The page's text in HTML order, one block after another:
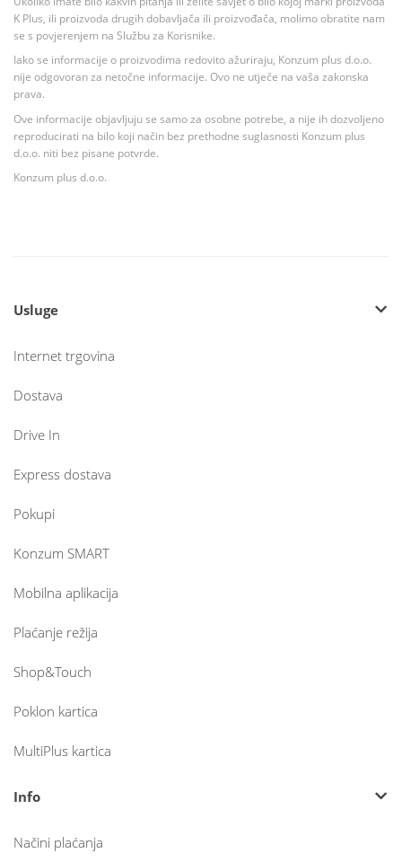
K Plus, ili proizvoda drugih dobavljača ili proizvođača, molimo obratite nam
se s povjerenjem na Službu za Korisnike.
Iako se informacije o proizvodima redovito ažuriraju, Konzum plus d.o.o.
nije odgovoran za netočne informacije. Ovo ne utječe na vaša zakonska
prava.
Ove informacije objavljuju se samo za osobne potrebe, a nije ih dozvoljeno
reproducirati na bilo koji način bez prethodne suglasnosti Konzum plus
d.o.o. niti bez pisane potvrde.
Konzum plus d.o.o.
Usluge
Internet trgovina
Dostava
Drive In
Express dostava
Pokupi
Konzum SMART
Mobilna aplikacija
Plaćanje režija
Shop&Touch
Poklon kartica
MultiPlus kartica
Info
Načini plaćanja